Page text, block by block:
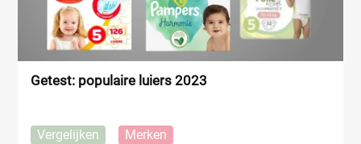
Getest: populaire luiers 2023
Vergelijken Merken